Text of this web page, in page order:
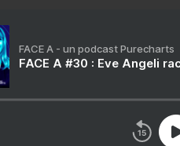
FACE A - un podcast Purecharts
FACE A #30 : Eve Angeli